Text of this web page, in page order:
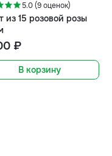
5.0 (9 оценок)
из 15 розовой розы
₽
В корзину